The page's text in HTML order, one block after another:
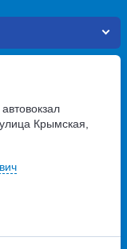
улица Крымская,